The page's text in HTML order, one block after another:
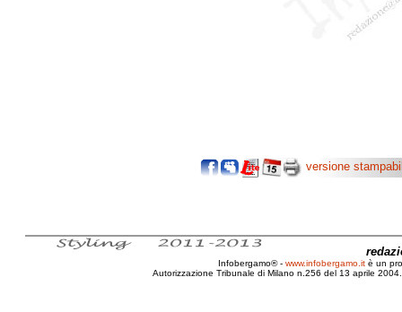
versione
Infobergamo® - www.infobergamo.it è un
Autorizzazione Tribunale di Milano n.256 del 13 aprile